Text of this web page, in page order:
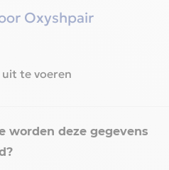
Oxyshpair
te voeren‎
worden deze gegevens